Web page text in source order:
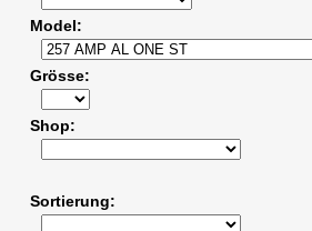
Model
Grösse
Shop
Sortierung